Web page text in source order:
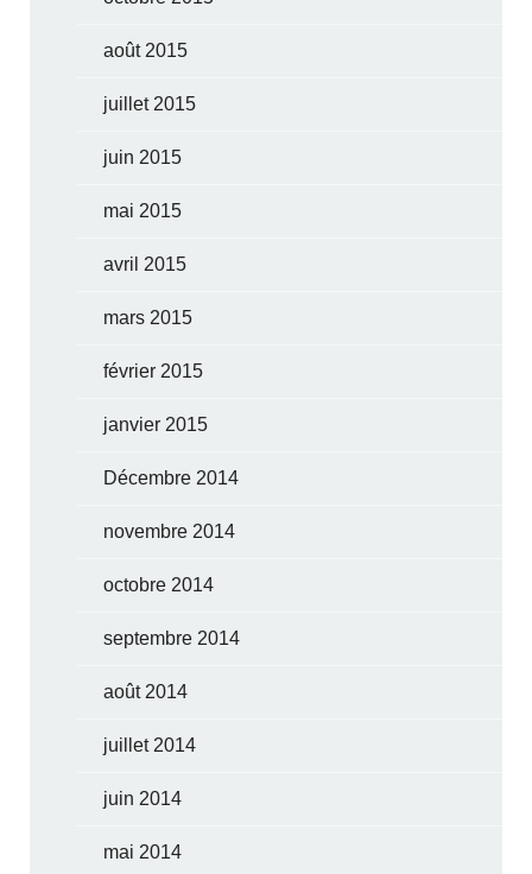
août 2015
juillet 2015
juin 2015
mai 2015
avril 2015
mars 2015
février 2015
janvier 2015
Décembre 2014
novembre 2014
octobre 2014
septembre 2014
août 2014
juillet 2014
juin 2014
mai 2014